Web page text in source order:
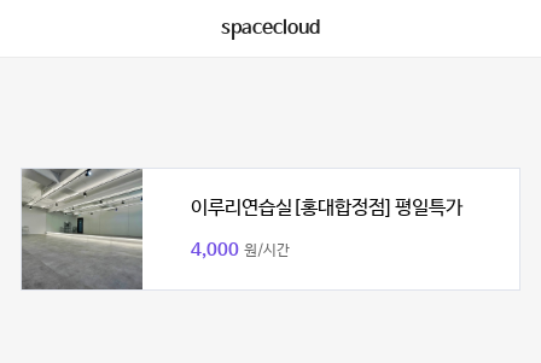
spacecloud
이루리연습실[홍대합정점] 평일특가
4,000 원/시간